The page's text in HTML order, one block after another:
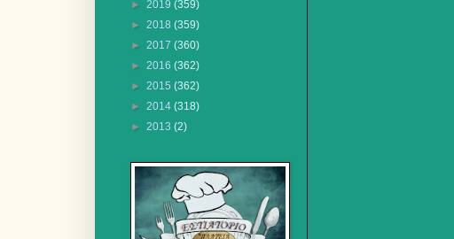
► 2019 (359)
► 2018 (359)
► 2017 (360)
► 2016 (362)
► 2015 (362)
► 2014 (318)
► 2013 (2)